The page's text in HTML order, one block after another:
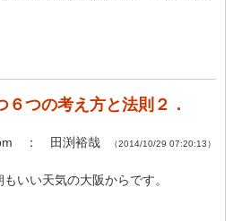
６つの考え方と法則２．
： 田渕裕哉 （2014/10/29 07:20:13）
いい天気の大阪からです。